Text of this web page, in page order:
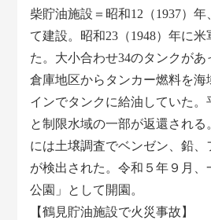
柴貯油施設＝昭和12（1937）
て建設。昭和23（1948）年に
た。大小合わせ34のタンクが
倉庫地区からタンカー燃料を海
インでタンクに給油していた。
と制限水域の一部が返還される
には土壌調査でベンゼン、鉛
が検出された。令和５年９月、
公園」として開園。
【鶴見貯油施設で火災事故